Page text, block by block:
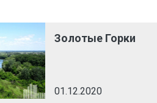
Золотые Горки
01.12.2020